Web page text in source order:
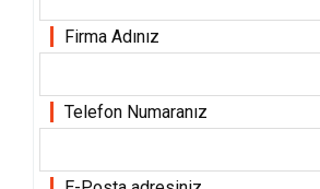
Firma Adınız
Telefon Numaranız